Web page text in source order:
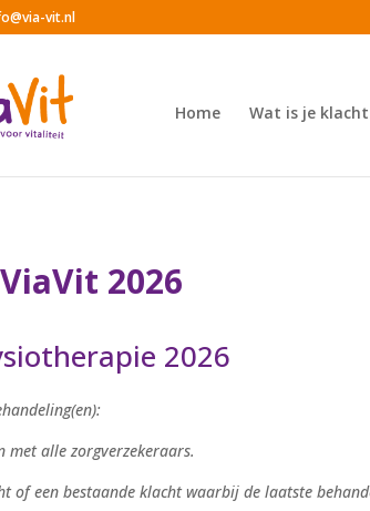
vit.nl
Home Wat is je klacht
2026
2026
met alle zorgverzekeraars.
of een bestaande klacht waarbij de laatste